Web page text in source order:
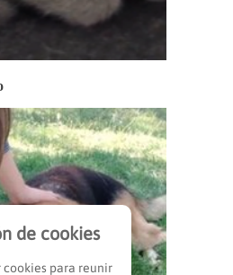
de cookies
para reunir